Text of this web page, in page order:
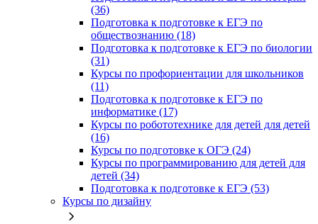
(36)
Подготовка к подготовке к ЕГЭ по
обществознанию (18)
Подготовка к подготовке к ЕГЭ по биологии
(31)
Курсы по профориентации для школьников
(11)
Подготовка к подготовке к ЕГЭ по
информатике (17)
Курсы по робототехнике для детей для детей
(16)
Курсы по подготовке к ОГЭ (24)
Курсы по программированию для детей для
детей (34)
Подготовка к подготовке к ЕГЭ (53)
Курсы по дизайну